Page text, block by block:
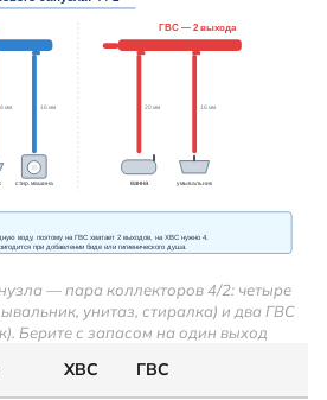
— пара коллекторов 4/2: четыре
унитаз, стиралка) и два ГВС
Берите с запасом на один выход
ХВС ГВС